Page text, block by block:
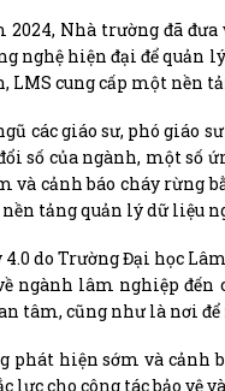
2024, Nhà trường đã
nghệ hiện đại để quản
LMS cung cấp một nền
các giáo sư, phó giáo
số của ngành, một số
và cảnh báo cháy rừng
nền tảng quản lý dữ liệu
4.0 do Trường Đại học
ngành lâm nghiệp đến
tâm, cũng như là nơi
phát hiện sớm và cảnh
lực cho công tác bảo vệ